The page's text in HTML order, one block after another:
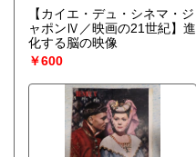
【カイエ・デュ・シネマ・ジ
ャポンⅣ／映画の21世紀】進
化する脳の映像
￥600